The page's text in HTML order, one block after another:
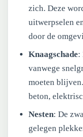
zich. Deze
uitwerpselen
door de
Knaagschade:
vanwege
moeten
beton,
Nesten: De
gelegen